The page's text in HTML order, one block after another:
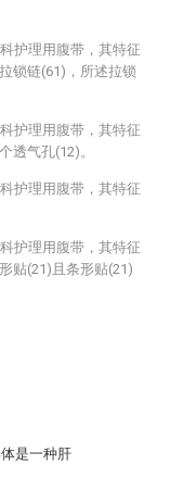
是一种肝
护理用腹带，其特征
锁链(61)，所述拉锁
护理用腹带，其特征
透气孔(12)。
护理用腹带，其特征
护理用腹带，其特征
贴(21)且条形贴(21)